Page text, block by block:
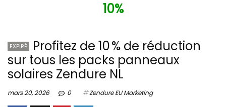
10%
EXPIRÉ
Profitez de 10 % de réduction
sur tous les packs panneaux
solaires Zendure NL
mars 20, 2026 0 Zendure EU Marketing